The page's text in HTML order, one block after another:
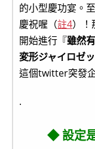
的小型慶功宴。
慶祝喔（註4）！
開始進行『雖然
変形ジャイロゼ
這個twitter突發
.
◆ 設定